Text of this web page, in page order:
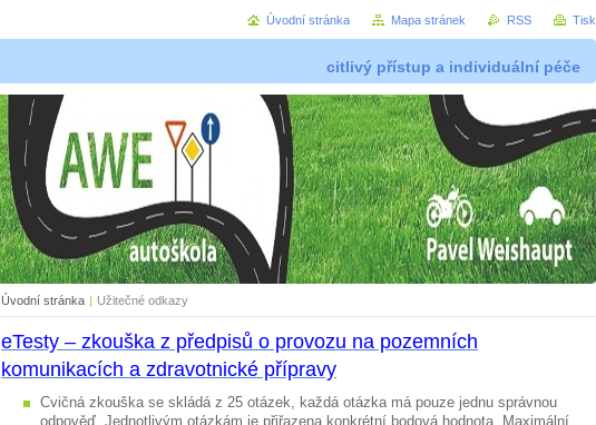
citlivý přístup a individuální péče
Úvodní stránka | Užitečné odkazy
eTesty – zkouška z předpisů o provozu na pozemních
komunikacích a zdravotnické přípravy
Cvičná zkouška se skládá z 25 otázek, každá otázka má pouze jednu správnou
odpověď. Jednotlivým otázkám je přiřazena konkrétní bodová hodnota. Maximální
Úvodní stránka Mapa stránek RSS Tisk